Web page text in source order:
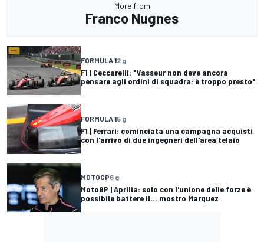
More from
Franco Nugnes
FORMULA 12 g
F1 | Ceccarelli: "Vasseur non deve ancora
pensare agli ordini di squadra: è troppo presto"
FORMULA 15 g
F1 | Ferrari: cominciata una campagna acquisti
con l'arrivo di due ingegneri dell'area telaio
MOTOGP6 g
MotoGP | Aprilia: solo con l'unione delle forze è
possibile battere il... mostro Marquez